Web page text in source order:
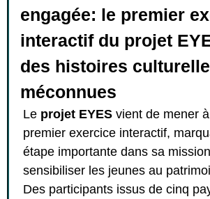
engagée: le premier
interactif du projet
des histoires
méconnues
Le projet EYES vient de mener
premier exercice interactif,
étape importante dans sa
sensibiliser les jeunes au
Des participants issus de cinq